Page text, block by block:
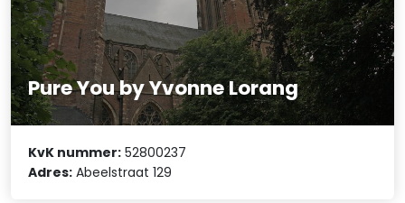
Pure You by Yvonne Lorang
KvK nummer: 52800237
Adres: Abeelstraat 129